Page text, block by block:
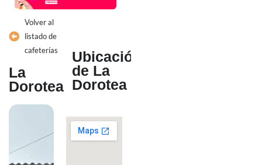
Volver al
listado de
cafeterías
La
Dorotea
Ubicación
de La
Dorotea